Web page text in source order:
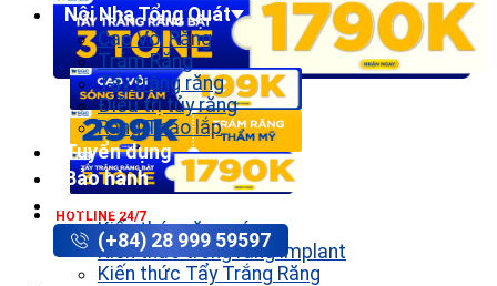
HOTLINE 24/7
(+84) 28 999 59597
Nội Nha Tổng Quát
Cạo Vôi Răng
Trám Răng
Tẩy trắng răng
Điều trị tủy răng
Răng Tháo lắp
Tuyển dụng
Bảo hành
Kiến thức răng sứ
Kiến thức trồng răng implant
Kiến thức Tẩy Trắng Răng